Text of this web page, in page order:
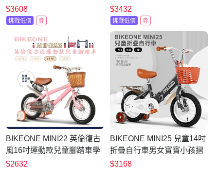
車入門款男童女童幼兒輔助
輪三輪車
$3608
挑戰低價 券
車入門款男童女童幼兒輔助
輪三輪車
$3432
挑戰低價 券
BIKEONE MINI22 英倫復古
風16吋運動款兒童腳踏車學
生單車入門款男童女童幼兒
$2632
BIKEONE MINI25 兒童14吋
折疊自行車男女寶寶小孩摺
疊腳踏單車後貨架款顏色可
$3168